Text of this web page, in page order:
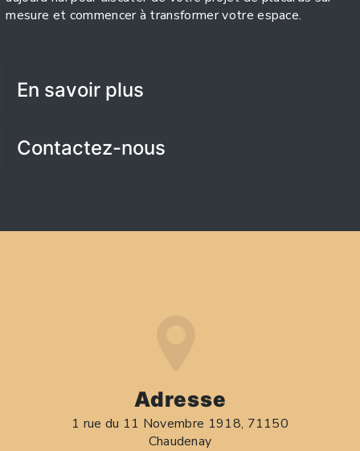
mesure et commencer à transformer votre espace.
En savoir plus
Contactez-nous
Adresse
1 rue du 11 Novembre 1918, 71150
Chaudenay